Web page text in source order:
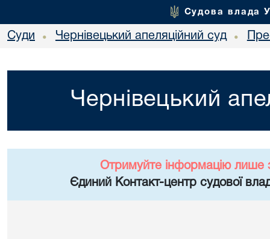
Судова влада
Суди • Чернівецький апеляційний суд •
Чернівецький
Отримуйте інформацію лише
Єдиний Контакт-центр судової